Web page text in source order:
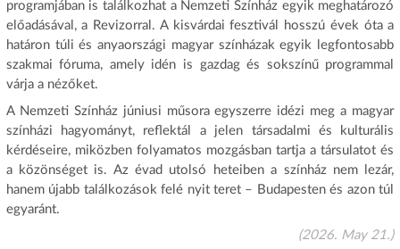
programjában is találkozhat a Nemzeti Színház egyik meghatározó
előadásával, a Revizorral. A kisvárdai fesztivál hosszú évek óta a
határon túli és anyaországi magyar színházak egyik legfontosabb
szakmai fóruma, amely idén is gazdag és sokszínű programmal
várja a nézőket.
A Nemzeti Színház júniusi műsora egyszerre idézi meg a magyar
színházi hagyományt, reflektál a jelen társadalmi és kulturális
kérdéseire, miközben folyamatos mozgásban tartja a társulatot és
a közönséget is. Az évad utolsó heteiben a színház nem lezár,
hanem újabb találkozások felé nyit teret – Budapesten és azon túl
egyaránt.
(2026. May 21.)